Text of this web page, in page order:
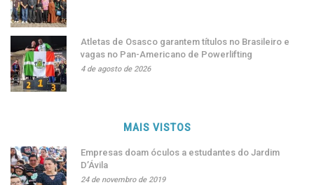
Atletas de Osasco garantem títulos no Brasileiro e
vagas no Pan-Americano de Powerlifting
4 de agosto de 2026
MAIS VISTOS
Empresas doam óculos a estudantes do Jardim
D’Ávila
24 de novembro de 2019